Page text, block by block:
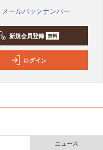
メールバックナンバー
新規会員登録 無料
ログイン
ニュース